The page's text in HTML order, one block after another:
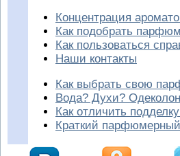
Концентрация
Как подобрать парфюм
Как пользоваться
Наши контакты
Как выбрать свою
Вода? Духи?
Как отличить
Краткий